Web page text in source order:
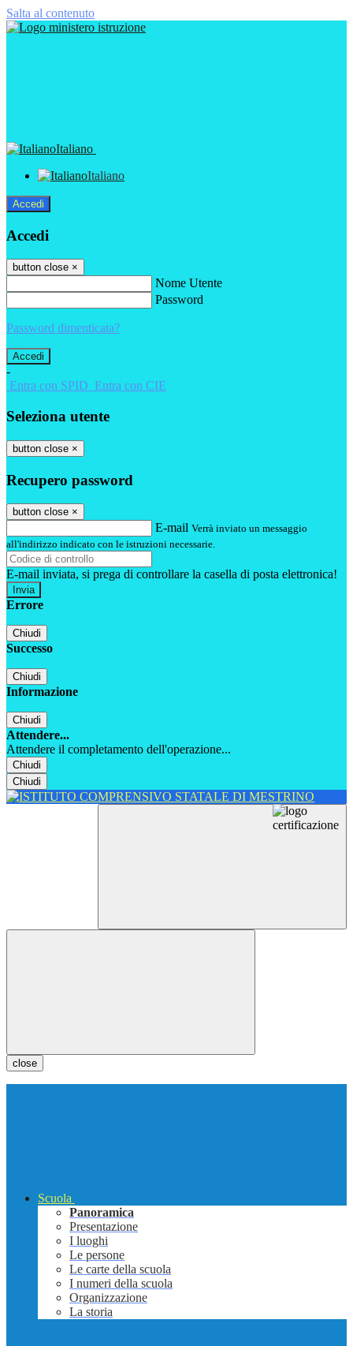
Salta al contenuto
Italiano
Italiano
Accedi
Accedi
button close ×
Nome Utente
Password
Password dimenticata?
-
Entra con SPID Entra con CIE
Seleziona utente
button close ×
Recupero password
button close ×
E-mail Verrà inviato un messaggio
all'indirizzo indicato con le istruzioni necessarie.
E-mail inviata, si prega di controllare la casella di posta elettronica!
Errore
Chiudi
Successo
Chiudi
Informazione
Chiudi
Attendere...
Attendere il completamento dell'operazione...
Chiudi
Chiudi
close
Scuola
Panoramica
Presentazione
I luoghi
Le persone
Le carte della scuola
I numeri della scuola
Organizzazione
La storia